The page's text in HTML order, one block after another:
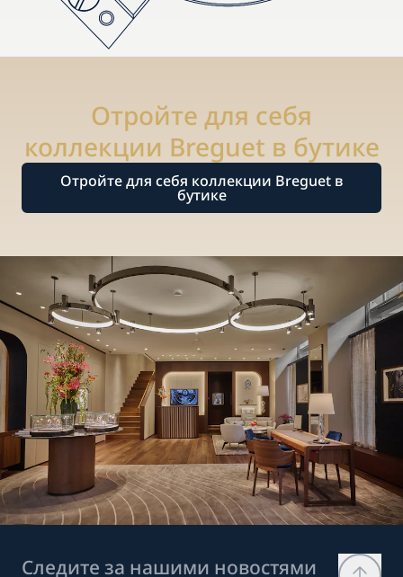
Отройте для себя
коллекции Breguet в бутике
Отройте для себя коллекции Breguet в
бутике
Следите за нашими новостями